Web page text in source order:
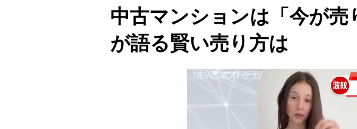
中古マンションは「今が
が語る賢い売り方は